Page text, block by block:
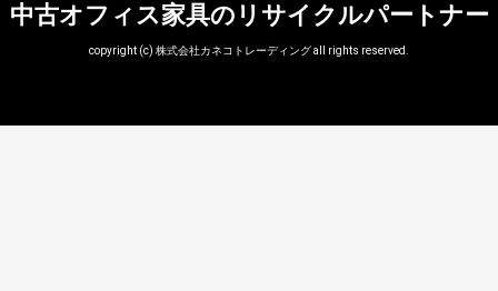
中古オフィス家具のリサイクルパートナー
copyright (c) 株式会社カネコトレーディング all rights reserved.